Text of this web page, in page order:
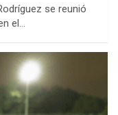
se reunió
el…